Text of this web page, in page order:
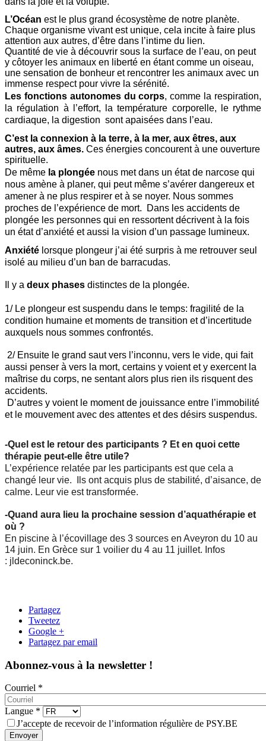
L’Océan est le plus grand écosystème de notre planète.
Chaque organisme vivant est unique, cela incite à faire plus
attention aux autres, d’être dans l’intime du lien.
Quantité de vie à découvrir sous la surface de l’eau, on peut
y côtoyer les animaux en liberté en étant comme un oiseau,
une sensation de bonheur et rencontrer les animaux avec un
immense respect pour vivre la sérénité.
Les fonctions autonomes du corps, comme la respiration,
la régulation à l’effort, la température corporelle, le rythme
cardiaque, la digestion sont apaisées dans l’eau.
C’est la connexion à la terre, à la mer, aux êtres, aux
autres, aux âmes. Ces énergies concourent à une ouverture
spirituelle.
De même la plongée nous met dans un état de narcose qui
nous amène à planer, qui peut même s’avérer dangereux et
amener à ne plus respirer et à se noyer. Nous sommes
proches de l’expérience de mort. Dans les accidents de
plongée les personnes qui en ressortent décrivent à la fois
un état d’anxiété et aussi la vision d’un passage lumineux.
Anxiété lorsque plongeur j’ai été surpris à me retrouver seul
isolé au milieu d’un ban de barracudas.
Il y a deux phases distinctes de la plongée.
1/ Le plongeur est suspendu dans le temps: fragilité de la
condition humaine et moments de transition et d’incertitude
auxquels nous sommes confrontés.
2/ Ensuite le grand saut vers l’inconnu, vers le vide, qui fait
aussi penser à vers la mort, certains y voient et y exercent la
maîtrise du corps, ne sentant alors plus rien ils risquent des
accidents.
D’autres y voient le moment de jouissance entre l’immobilité
et le mouvement avec des attentes et des désirs suspendus.
-Quel est le retour des participants ? Et en quoi cette
thérapie peut-elle être utile?
L’expérience relatée par les participants est que cela a
changé leur vie. Ils ont acquis plus de stabilité, d’aisance, de
calme. Leur vie est transformée.
-Quand aura lieu la prochaine session d’aquathérapie et
où ?
En piscine à l’écovillage des 3 sources en Aveyron du 10 au
14 juin. En Grèce sur 1 voilier du 4 au 11 juillet. Infos
: jldeconinck.be.
Partagez
Tweetez
Google +
Partagez par email
Abonnez-vous à la newsletter !
Courriel *
Langue *
J’accepte de recevoir de l’information régulière de PSY.BE
Envoyer